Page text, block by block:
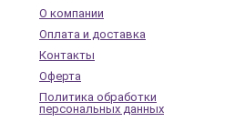
О компании
Оплата и доставка
Контакты
Оферта
Политика обработки
персональных данных